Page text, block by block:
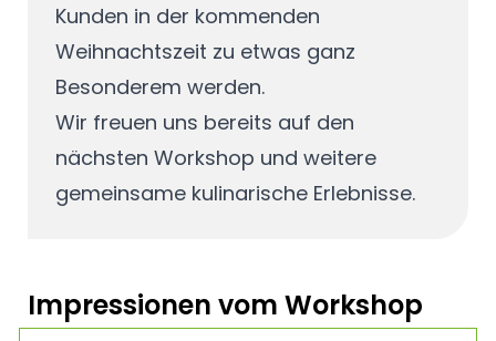
Kunden in der kommenden
Weihnachtszeit zu etwas ganz
Besonderem werden.
Wir freuen uns bereits auf den
nächsten Workshop und weitere
gemeinsame kulinarische Erlebnisse.
Impressionen vom Workshop